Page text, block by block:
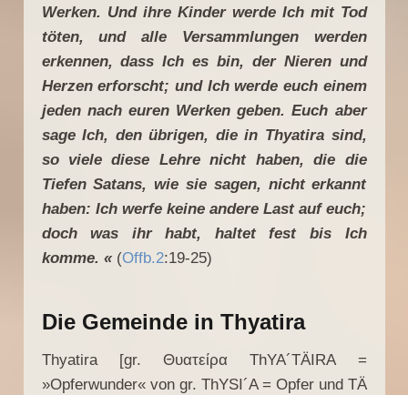
Werken. Und ihre Kinder werde Ich mit Tod
töten, und alle Versammlungen werden
erkennen, dass Ich es bin, der Nieren und
Herzen erforscht; und Ich werde euch einem
jeden nach euren Werken geben. Euch aber
sage Ich, den übrigen, die in Thyatira sind,
so viele diese Lehre nicht haben, die die
Tiefen Satans, wie sie sagen, nicht erkannt
haben: Ich werfe keine andere Last auf euch;
doch was ihr habt, haltet fest bis Ich
komme. « (Offb.2:19-25)
Die Gemeinde in Thyatira
Thyatira [gr. Θυατείρα ThYA´TÄIRA =
»Opferwunder« von gr. ThYSI´A = Opfer und TÄ